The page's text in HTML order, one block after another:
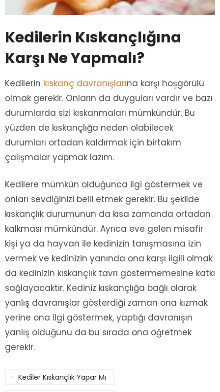
Kedilerin Kıskançlığına
Karşı Ne Yapmalı?
Kedilerin kıskanç davranışlarına karşı hoşgörülü
olmak gerekir. Onların da duyguları vardır ve bazı
durumlarda sizi kıskanmaları mümkündür. Bu
yüzden de kıskançlığa neden olabilecek
durumları ortadan kaldırmak için birtakım
çalışmalar yapmak lazım.
Kedilere mümkün olduğunca ilgi göstermek ve
onları sevdiğinizi belli etmek gerekir. Bu şekilde
kıskançlık durumunun da kısa zamanda ortadan
kalkması mümkündür. Ayrıca eve gelen misafir
kişi ya da hayvan ile kedinizin tanışmasına izin
vermek ve kedinizin yanında ona karşı ilgili olmak
da kedinizin kıskançlık tavrı göstermemesine katkı
sağlayacaktır. Kediniz kıskançlığa bağlı olarak
yanlış davranışlar gösterdiği zaman ona kızmak
yerine ona ilgi göstermek, yaptığı davranışın
yanlış olduğunu da bu sırada ona öğretmek
gerekir.
Kediler Kıskançlık Yapar Mı